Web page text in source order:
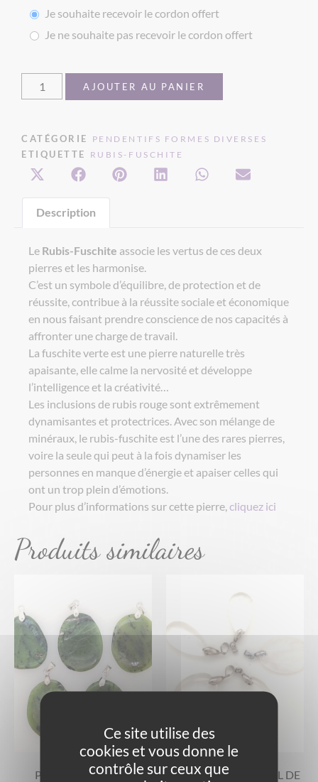
Je souhaite recevoir le cordon offert
Je ne souhaite pas recevoir le cordon offert
AJOUTER AU PANIER
CATÉGORIE PENDENTIFS FORMES DIVERSES
ETIQUETTE RUBIS-FUSCHITE
Description
Le Rubis-Fuschite associe les vertus de ces deux
pierres et les harmonise.
C’est un symbole d’équilibre, de protection et de
réussite, contribue à la réussite sociale et économique
en nous faisant prendre conscience de nos capacités à
affronter une charge de travail.
La fuschite verte est une pierre naturelle très
apaisante, elle calme la nervosité et développe
l’intelligence et la créativité…
Les inclusions de rubis rouge sont extrêmement
dynamisantes et protectrices. Avec son mélange de
minéraux, le rubis-fuschite est l’une des rares pierres,
voire la seule qui peut à la fois dynamiser les
personnes en manque d’énergie et apaiser celles qui
ont un trop plein d’émotions.
Pour plus d’informations sur cette pierre,cliquez ici
Produits similaires
PENDENTIFS JADE
PENDENTIFS CRISTAL DE
Ce site utilise des
cookies et vous donne le
contrôle sur ceux que